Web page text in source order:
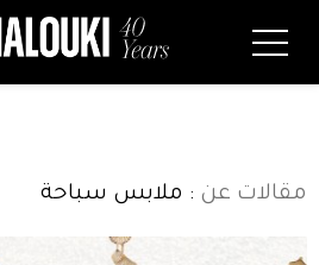
مقالات عن : ملابس سباحة